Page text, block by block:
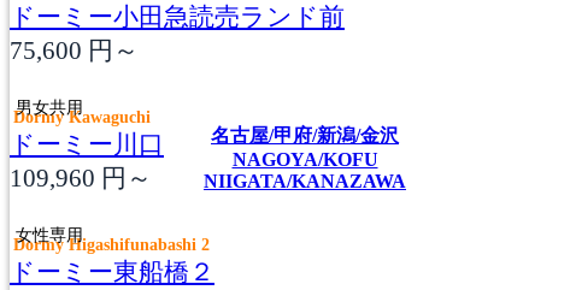
名古屋/甲府/新潟/金沢
NAGOYA/KOFU
NIIGATA/KANAZAWA
ドーミー小田急読売ランド前
75,600 円～
男女共用
Dormy Kawaguchi
ドーミー川口
109,960 円～
女性専用
Dormy Higashifunabashi 2
ドーミー東船橋２